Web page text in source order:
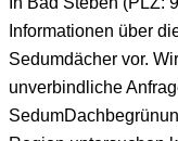
Informationen über
Sedumdächer vor.
unverbindliche